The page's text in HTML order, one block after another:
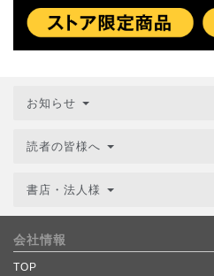
お知らせ
読者の皆様へ
書店・法人様
会社情報
TOP